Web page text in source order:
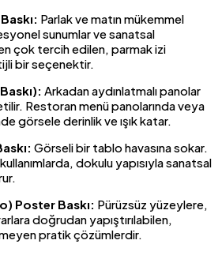
Parlak ve matın mükemmel
sunumlar ve sanatsal
çok tercih edilen, parmak izi
bir seçenektir.
Arkadan aydınlatmalı panolar
Restoran menü panolarında veya
görsele derinlik ve ışık katar.
Görseli bir tablo havasına sokar.
dokulu yapısıyla sanatsal
Poster Baskı: Pürüzsüz yüzeylere,
doğrudan yapıştırılabilen,
pratik çözümlerdir.